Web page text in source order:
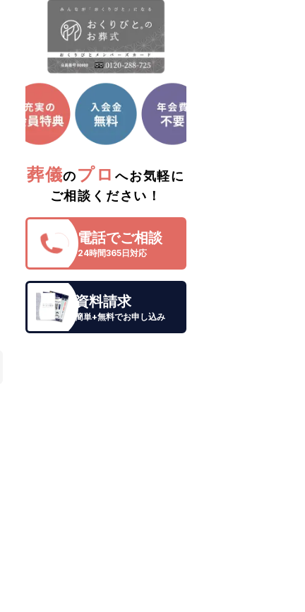
葬儀のプロ へお気軽に
ご相談ください！
電話でご相談
24時間365日対応
資料請求
簡単+無料でお申し込み